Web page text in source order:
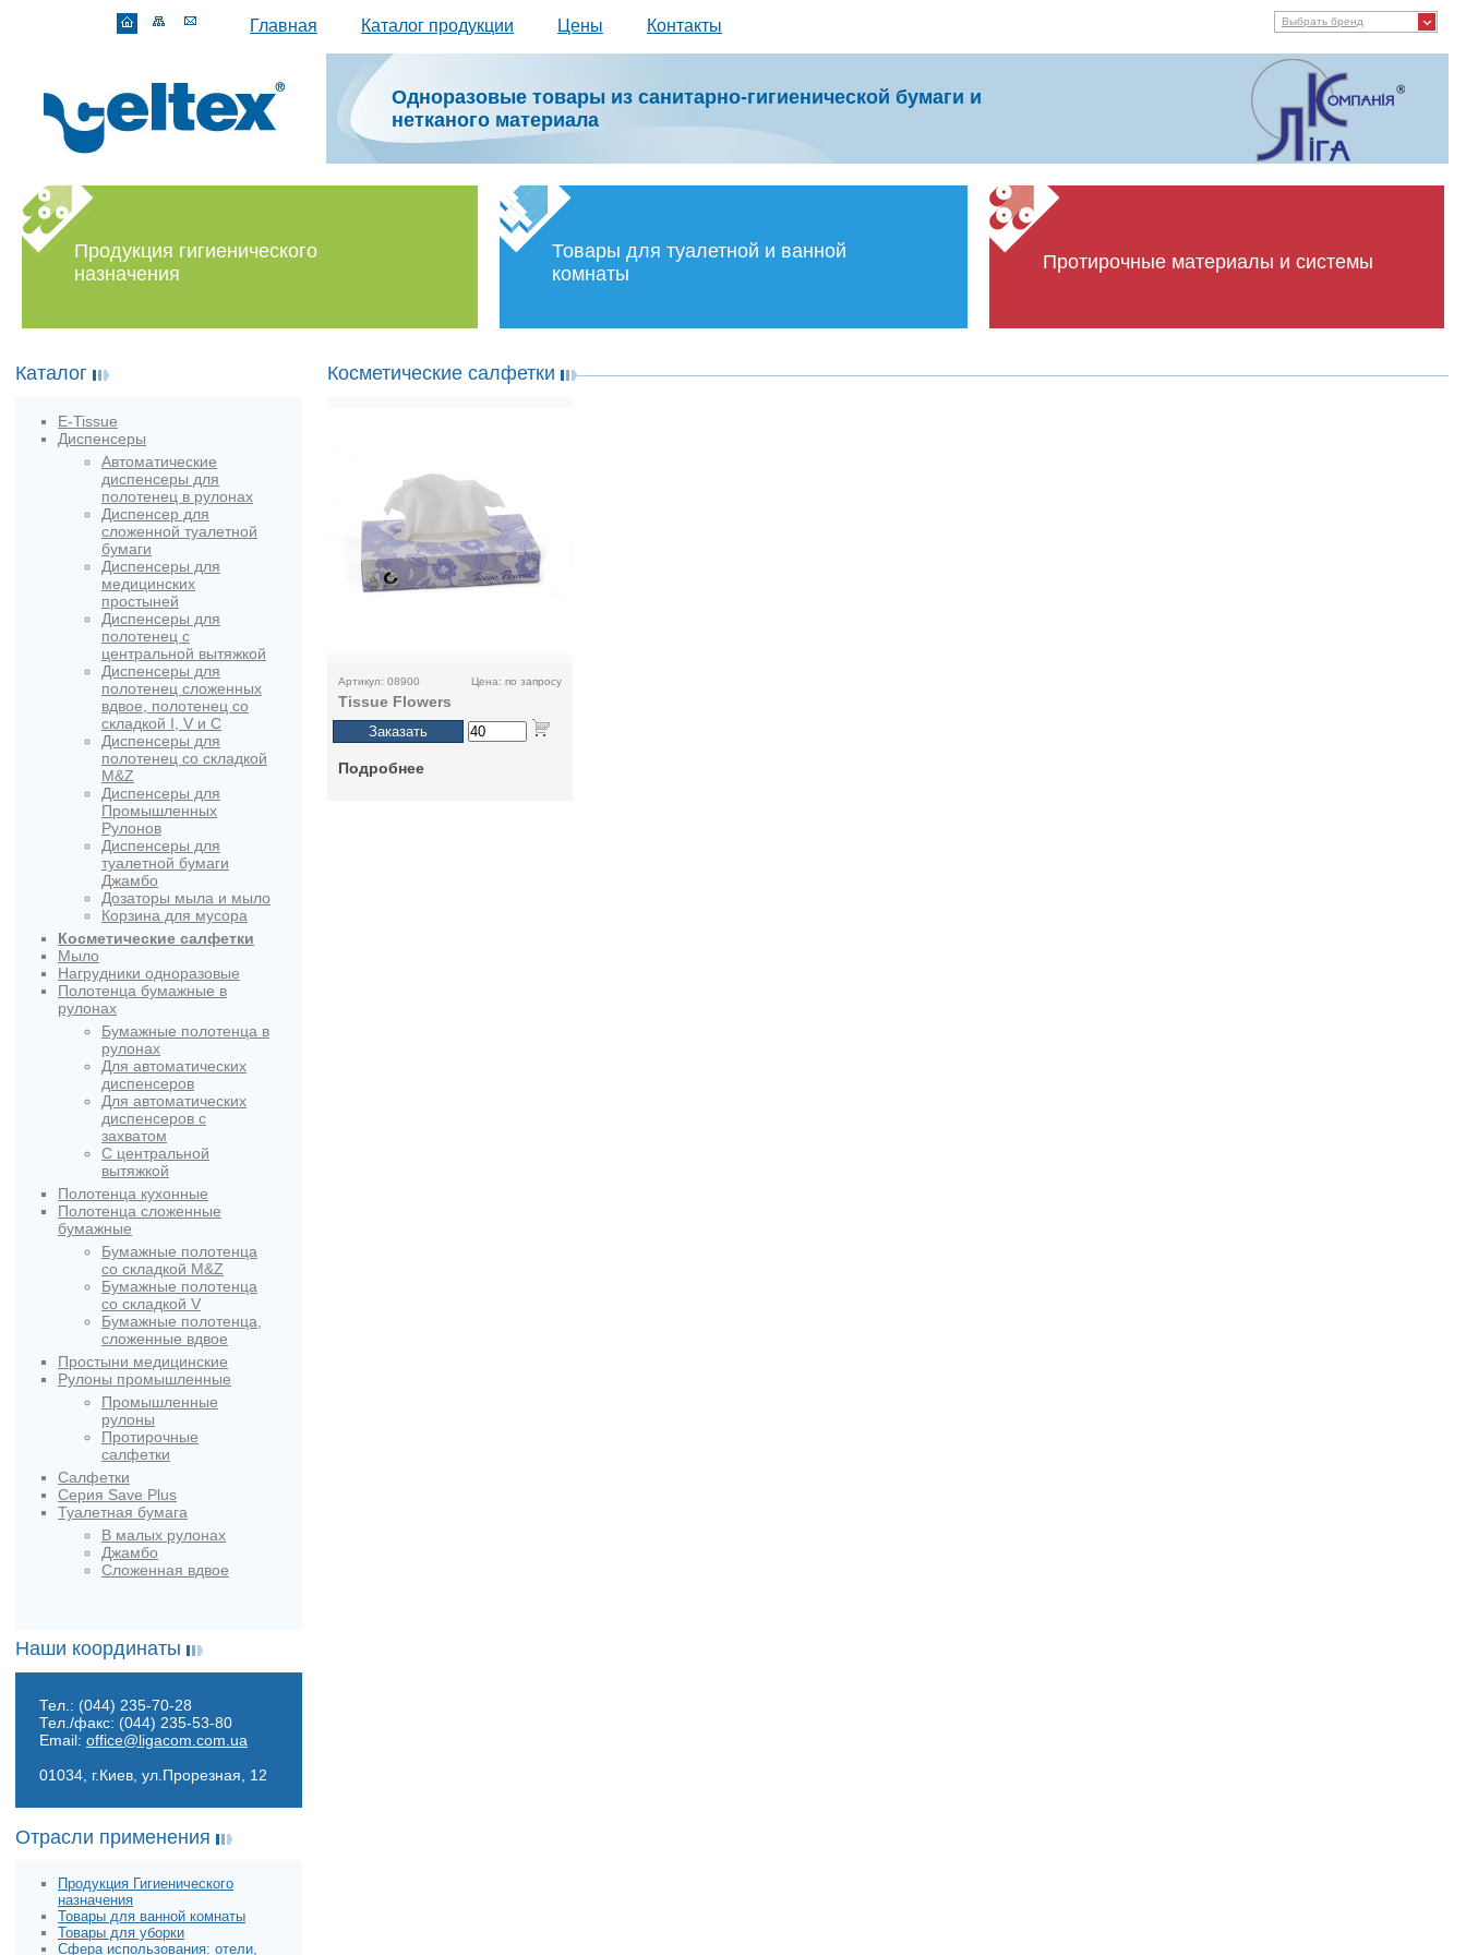
Главная Каталог продукции Цены Контакты Выбрать бренд
Одноразовые товары из санитарно-гигиенической бумаги и
нетканого материала
Продукция гигиенического
назначения
Товары для туалетной и ванной
комнаты
Протирочные материалы и системы
Косметические салфетки
Цена: по запросу
Артикул: 08900
Tissue Flowers
Подробнее
Каталог
E-Tissue
Диспенсеры
Автоматические
диспенсеры для
полотенец в рулонах
Диспенсер для
сложенной туалетной
бумаги
Диспенсеры для
медицинских
простыней
Диспенсеры для
полотенец с
центральной вытяжкой
Диспенсеры для
полотенец сложенных
вдвое, полотенец со
складкой I, V и C
Диспенсеры для
полотенец со складкой
M&Z
Диспенсеры для
Промышленных
Рулонов
Диспенсеры для
туалетной бумаги
Джамбо
Дозаторы мыла и мыло
Корзина для мусора
Косметические салфетки
Мыло
Нагрудники одноразовые
Полотенца бумажные в
рулонах
Бумажные полотенца в
рулонах
Для автоматических
диспенсеров
Для автоматических
диспенсеров с
захватом
С центральной
вытяжкой
Полотенца кухонные
Полотенца сложенные
бумажные
Бумажные полотенца
со складкой M&Z
Бумажные полотенца
со складкой V
Бумажные полотенца,
сложенные вдвое
Простыни медицинские
Рулоны промышленные
Промышленные
рулоны
Протирочные
салфетки
Салфетки
Серия Save Plus
Туалетная бумага
В малых рулонах
Джамбо
Сложенная вдвое
Наши координаты
Тел.: (044) 235-70-28
Тел./факс: (044) 235-53-80
Email: office@ligacom.com.ua
01034, г.Киев, ул.Прорезная, 12
Отрасли применения
Продукция Гигиенического
назначения
Товары для ванной комнаты
Товары для уборки
Сфера использования: отели,